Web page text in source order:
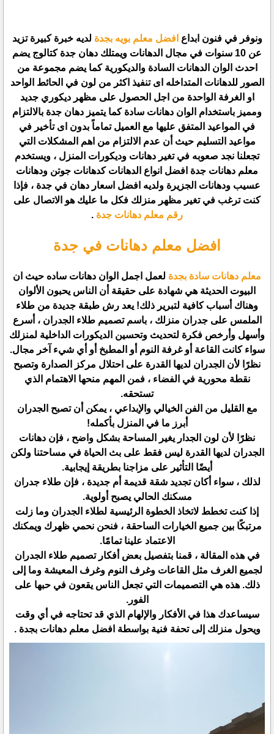
ونوفر في فنون ابداع افضل معلم بويه بجدة لديه خبرة كبيرة تزيد
عن 10 سنوات في مجال الدهانات ويمتلك دهان جدة كتالوج يضم
احدث الوان الدهانات السادة والديكورية كما يضم مجموعة من
الصور للدهانات المتداخله اى تنفيذ اكثر من لون في الحائط الواحد
او الغرفة الواحدة من اجل الحصول على مظهر ديكوري جديد
ومميز باستخدام الوان دهانات سادة كما يتميز دهان جدة بالالتزام
في المواعيد المتفق عليها مع العميل تماماً بدون اى تأخير في
مواعيد التسليم حيث أن عدم الالتزام من اهم المشكلات التي
تجعلنا نجد صعوبه في تغير دهانات وديكورات المنزل ، ويستخدم
معلم دهانات جدة افضل انواع الدهانات كدهانات جوتن ودهانات
عسيب ودهانات الجزيرة ولديه افضل اسعار دهان في جدة ، فإذا
كنت ترغب في تغير مظهر منزلك فكل ما عليك هو الاتصال على
رقم معلم دهانات جدة .
افضل معلم دهانات في جدة
معلم دهانات سادة بجدة لعمل اجمل الوان دهانات ساده حيث ان
البيوت الحديثة هي شهادة على حقيقة أن الناس يحبون الألوان
وهناك أسباب كافية لتبرير ذلك! يعد رش طبقة جديدة من طلاء
الملمس على جدران منزلك ، باسم تصميم طلاء الجدران ، أسرع
وأسهل وأرخص فكرة لتحديث وتحسين الديكورات الداخلية لمنزلك
سواء كانت القاعة أو غرفة النوم أو المطبخ أو أي شيء آخر مجال.
نظرًا لأن الجدران لديها القدرة على احتلال مركز الصدارة وتصبح
نقطة محورية في الفضاء ، فمن المهم منحها الاهتمام الذي
تستحقه.
مع القليل من الفن الخيالي والإبداعي ، يمكن أن تصبح الجدران
أبرز ما في المنزل بأكمله!
نظرًا لأن لون الجدار يغير المساحة بشكل واضح ، فإن دهانات
الجدران لديها القدرة ليس فقط على بث الحياة في مساحتنا ولكن
أيضًا التأثير على مزاجنا بطريقة إيجابية.
لذلك ، سواء أكان تجديد شقة قديمة أم جديدة ، فإن طلاء جدران
مسكنك الحالي يصبح أولوية.
إذا كنت تخطط لاتخاذ الخطوة الرئيسية لطلاء الجدران وما زلت
مرتبكًا بين جميع الخيارات الساحقة ، فنحن نحمي ظهرك ويمكنك
الاعتماد علينا تمامًا.
في هذه المقالة ، قمنا بتفصيل بعض أفكار تصميم طلاء الجدران
لجميع الغرف مثل القاعات وغرف النوم وغرف المعيشة وما إلى
ذلك. هذه هي التصميمات التي تجعل الناس يقعون في حبها على
الفور.
سيساعدك هذا في الأفكار والإلهام الذي قد تحتاجه في أي وقت
ويحول منزلك إلى تحفة فنية بواسطة افضل معلم دهانات بجدة .